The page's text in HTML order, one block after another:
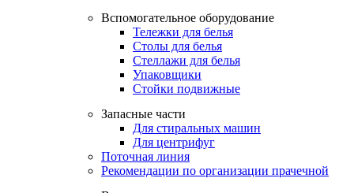
Вспомогательное оборудование
Тележки для белья
Столы для белья
Стеллажи для белья
Упаковщики
Стойки подвижные
Запасные части
Для стиральных машин
Для центрифуг
Поточная линия
Рекомендации по организации прачечной